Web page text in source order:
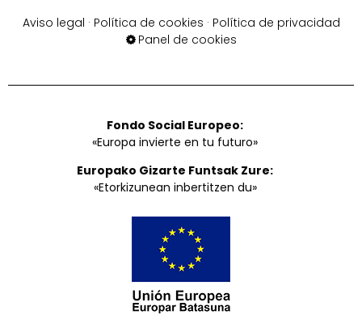
Aviso legal · Política de cookies · Política de privacidad
Panel de cookies
Fondo Social Europeo:
«Europa invierte en tu futuro»
Europako Gizarte Funtsak Zure:
«Etorkizunean inbertitzen du»